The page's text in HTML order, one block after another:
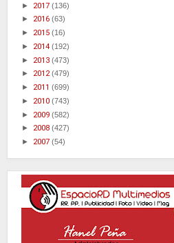
► 2017 (136)
► 2016 (63)
► 2015 (16)
► 2014 (192)
► 2013 (473)
► 2012(479)
► 2011 (699)
► 2010 (743)
► 2009 (582)
► 2008 (427)
► 2007 (54)